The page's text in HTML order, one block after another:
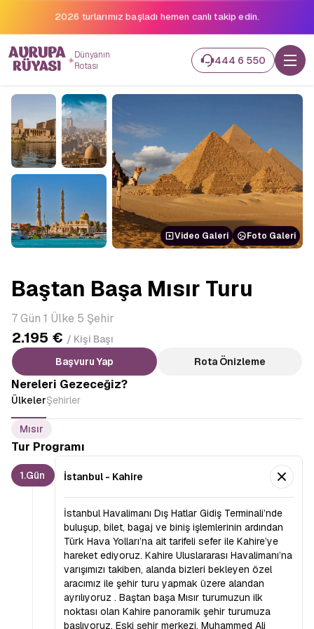
2026 turlarımız başladı hemen canlı takip edin.
Dünyanın
Rotası
444 6 550
Video Galeri Foto Galeri
Baştan Başa Mısır Turu
7 Gün 1 Ülke 5 Şehir
2.195 € / Kişi Başı
Başvuru Yap
Rota Önizleme
Nereleri Gezeceğiz?
ÜlkelerŞehirler
Mısır
Tur Programı
1.Gün İstanbul - Kahire
İstanbul Havalimanı Dış Hatlar Gidiş Terminali’nde
buluşup, bilet, bagaj ve biniş işlemlerinin ardından
Türk Hava Yolları’na ait tarifeli sefer ile Kahire’ye
hareket ediyoruz. Kahire Uluslararası Havalimanı’na
varışımızı takiben, alanda bizleri bekleyen özel
aracımız ile şehir turu yapmak üzere alandan
ayrılıyoruz . Baştan başa Mısır turumuzun ilk
noktası olan Kahire panoramik şehir turumuza
başlıyoruz. Eski şehir merkezi, Muhammed Ali